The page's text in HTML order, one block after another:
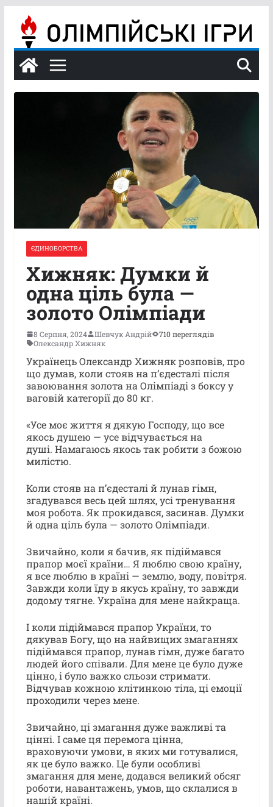
вмісту
ЄДИНОБОРСТВА
Хижняк: Думки й
одна ціль була —
золото Олімпіади
8 Серпня, 2024 Шевчук Андрій
710 переглядів
Олександр Хижняк
Українець Олександр Хижняк розповів, про
що думав, коли стояв на пʼєдесталі після
завоювання золота на Олімпіаді з боксу у
ваговій категорії до 80 кг.
«Усе моє життя я дякую Господу, що все
якось душею — усе відчувається на
душі. Намагаюсь якось так робити з божою
милістю.
Коли стояв на пʼєдесталі й лунав гімн,
згадувався весь цей шлях, усі тренування
моя робота. Як прокидався, засинав. Думки
й одна ціль була — золото Олімпіади.
Звичайно, коли я бачив, як підіймався
прапор моєї країни… Я люблю свою країну,
я все люблю в країні — землю, воду, повітря.
Завжди коли їду в якусь країну, то завжди
додому тягне. Україна для мене найкраща.
І коли підіймався прапор України, то
дякував Богу, що на найвищих змаганнях
підіймався прапор, лунав гімн, дуже багато
людей його співали. Для мене це було дуже
цінно, і було важко сльози стримати.
Відчував кожною клітинкою тіла, ці емоції
проходили через мене.
Звичайно, ці змагання дуже важливі та
цінні. І саме ця перемога цінна,
враховуючи умови, в яких ми готувалися,
як це було важко. Це були особливі
змагання для мене, додався великий обсяг
роботи, навантажень, умов, що склалися в
нашій країні.